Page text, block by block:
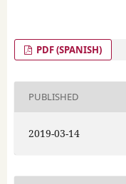
PDF (SPANISH)
PUBLISHED
2019-03-14